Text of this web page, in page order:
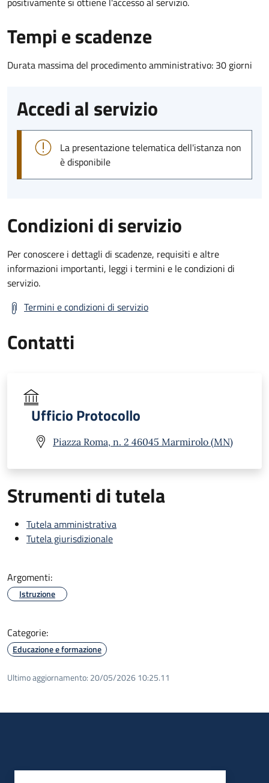
Tempi e scadenze
Durata massima del procedimento amministrativo: 30 giorni
Accedi al servizio
La presentazione telematica dell'istanza non
è disponibile
Condizioni di servizio
Per conoscere i dettagli di scadenze, requisiti e altre
informazioni importanti, leggi i termini e le condizioni di
servizio.
Termini e condizioni di servizio
Contatti
Ufficio Protocollo
Piazza Roma, n. 2 46045 Marmirolo (MN)
Strumenti di tutela
Tutela amministrativa
Tutela giurisdizionale
Argomenti:
Istruzione
Categorie:
Educazione e formazione
Ultimo aggiornamento: 20/05/2026 10:25.11